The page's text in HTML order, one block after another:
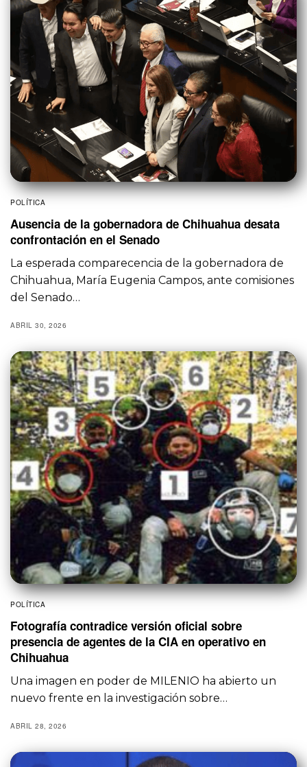
POLÍTICA
Ausencia de la gobernadora de Chihuahua desata
confrontación en el Senado
La esperada comparecencia de la gobernadora de
Chihuahua, María Eugenia Campos, ante comisiones
del Senado…
ABRIL 30, 2026
POLÍTICA
Fotografía contradice versión oficial sobre
presencia de agentes de la CIA en operativo en
Chihuahua
Una imagen en poder de MILENIO ha abierto un
nuevo frente en la investigación sobre…
ABRIL 28, 2026